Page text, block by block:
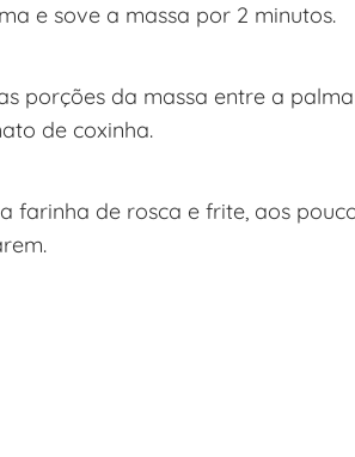
e sove a massa por 2 minutos.
porções da massa entre a
de coxinha.
farinha de rosca e frite, aos